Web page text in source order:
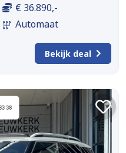
€ 36.890,-
Automaat
Bekijk deal